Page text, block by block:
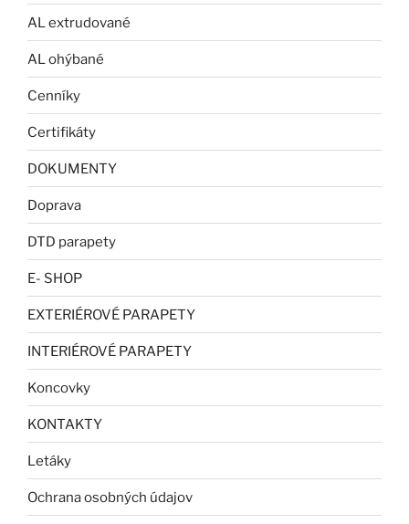
AL extrudované
AL ohýbané
Cenníky
Certifikáty
DOKUMENTY
Doprava
DTD parapety
E- SHOP
EXTERIÉROVÉ PARAPETY
INTERIÉROVÉ PARAPETY
Koncovky
KONTAKTY
Letáky
Ochrana osobných údajov